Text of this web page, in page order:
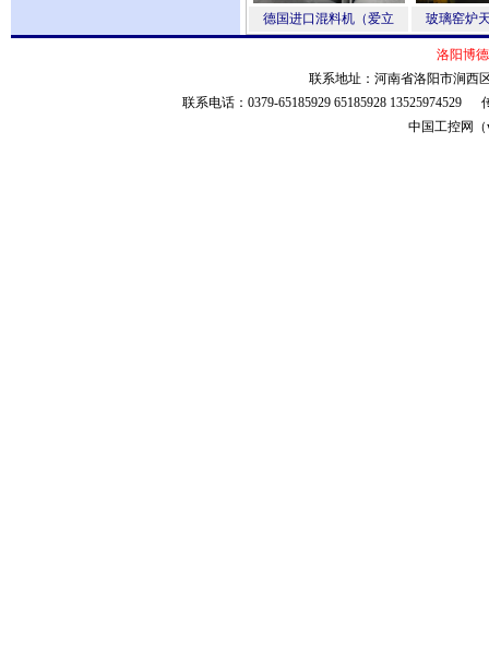
德国进口混料机（爱立 玻璃窑炉
洛阳博
联系地址：河南省洛阳市涧西
联系电话：0379-65185929 65185928
中国工控网（